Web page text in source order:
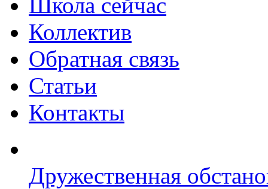
Коллектив
Обратная связь
Статьи
Контакты
Дружественная